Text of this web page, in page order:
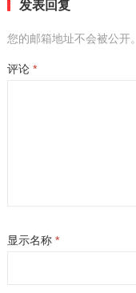
发表回复
您的邮箱地址不会被公开。
评论 *
显示名称 *